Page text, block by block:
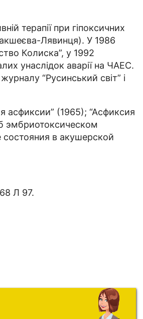
терапії при гіпоксичних
Лявинця). У 1986
Колиска”, у 1992
унаслідок аварії на ЧАЕС.
“Русинський світ” і
асфиксии” (1965); “Асфиксия
эмбриотоксическом
в акушерской
Л 97.